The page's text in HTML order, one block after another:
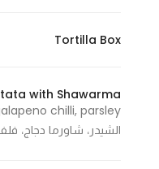
Tortilla Box
with Shawarma
الشيدر، شاورما دجاج،
By sharing
your
interests and